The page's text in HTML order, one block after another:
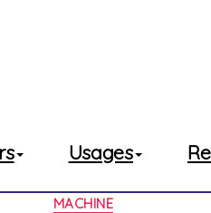
Usages
Catégories
MACHINE